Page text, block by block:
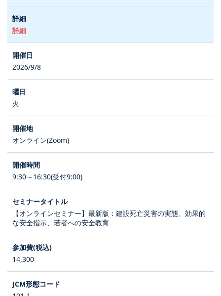
詳細
2026/9/8
火
オンライン(Zoom)
9:30～16:30(受付9:00)
【オンラインセミナー】最新版：建設死亡災害の実態、効果的
な安全指示、若者への安全教育
14,300